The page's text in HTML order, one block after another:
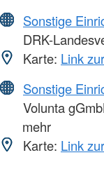
Sonstige
DRK-
Karte: Link
Sonstige
Volunta
mehr
Karte: Link